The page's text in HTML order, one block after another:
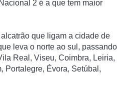
2 é a que tem maior
que ligam a cidade de
leva o norte ao sul, passando
Real, Viseu, Coimbra, Leiria,
Portalegre, Évora, Setúbal,